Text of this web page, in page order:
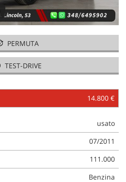
PERMUTA
TEST-DRIVE
14.800 €
usato
07/2011
111.000
Benzina